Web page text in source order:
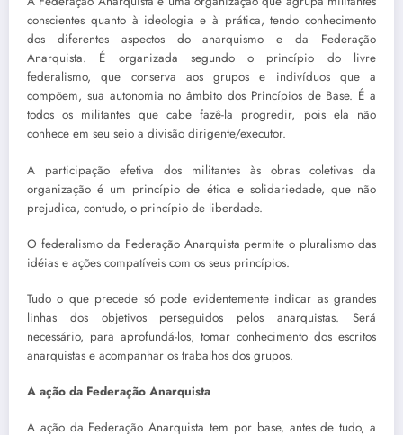
conscientes quanto à ideologia e à prática, tendo conhecimento
dos diferentes aspectos do anarquismo e da Federação
Anarquista. É organizada segundo o princípio do livre
federalismo, que conserva aos grupos e indivíduos que a
compõem, sua autonomia no âmbito dos Princípios de Base. É a
todos os militantes que cabe fazê-la progredir, pois ela não
conhece em seu seio a divisão dirigente/executor.
A participação efetiva dos militantes às obras coletivas da
organização é um princípio de ética e solidariedade, que não
prejudica, contudo, o princípio de liberdade.
O federalismo da Federação Anarquista permite o pluralismo das
idéias e ações compatíveis com os seus princípios.
Tudo o que precede só pode evidentemente indicar as grandes
linhas dos objetivos perseguidos pelos anarquistas. Será
necessário, para aprofundá-los, tomar conhecimento dos escritos
anarquistas e acompanhar os trabalhos dos grupos.
A ação da Federação Anarquista
A ação da Federação Anarquista tem por base, antes de tudo, a